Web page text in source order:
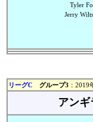
Tyler
Jerry
リーグC グループ3 ：
アンギ